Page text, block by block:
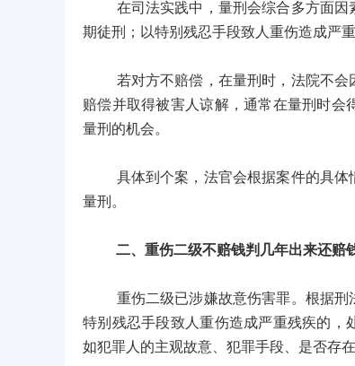
在司法实践中，量刑会综合多方面因素
期徒刑；以特别残忍手段致人重伤造成严
若对方不赔偿，在量刑时，法院不会因
赔偿并取得被害人谅解，通常在量刑时
量刑的机会。
具体到个案，法官会根据案件的具体情
量刑。
二、重伤二级不赔钱判几年出来还赔
重伤二级已涉嫌故意伤害罪。根据刑法
特别残忍手段致人重伤造成严重残疾的，
如犯罪人的主观故意、犯罪手段、是否存